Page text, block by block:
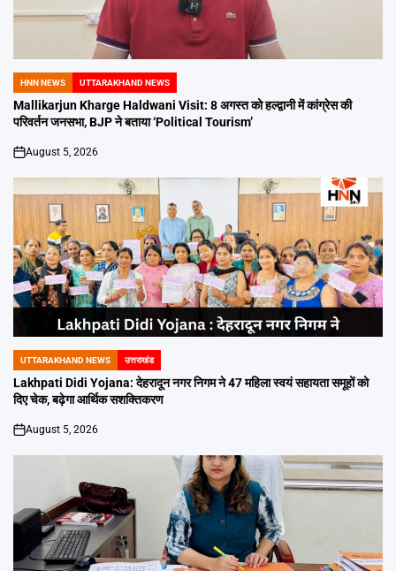
POSTED
IN
HNN NEWS UTTARAKHAND NEWS
Mallikarjun Kharge Haldwani Visit: 8 अगस्त को हल्द्वानी में कांग्रेस की
परिवर्तन जनसभा, BJP ने बताया ‘Political Tourism’
on
August 5, 2026
POSTED
IN
UTTARAKHAND NEWS उत्तराखंड
Lakhpati Didi Yojana: देहरादून नगर निगम ने 47 महिला स्वयं सहायता समूहों को
दिए चेक, बढ़ेगा आर्थिक सशक्तिकरण
on
August 5, 2026